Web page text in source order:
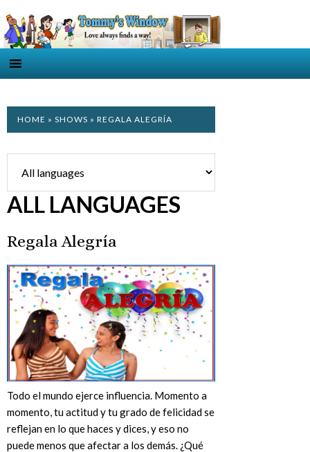
HOME » SHOWS » REGALA ALEGRÍA
ALL LANGUAGES
Regala Alegría
Todo el mundo ejerce influencia. Momento a
momento, tu actitud y tu grado de felicidad se
reflejan en lo que haces y dices, y eso no
puede menos que afectar a los demás. ¿Qué